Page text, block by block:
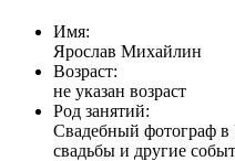
Имя:
Ярослав Михайлин
Возраст:
не указан возраст
Род занятий:
Свадебный фотограф
свадьбы и другие